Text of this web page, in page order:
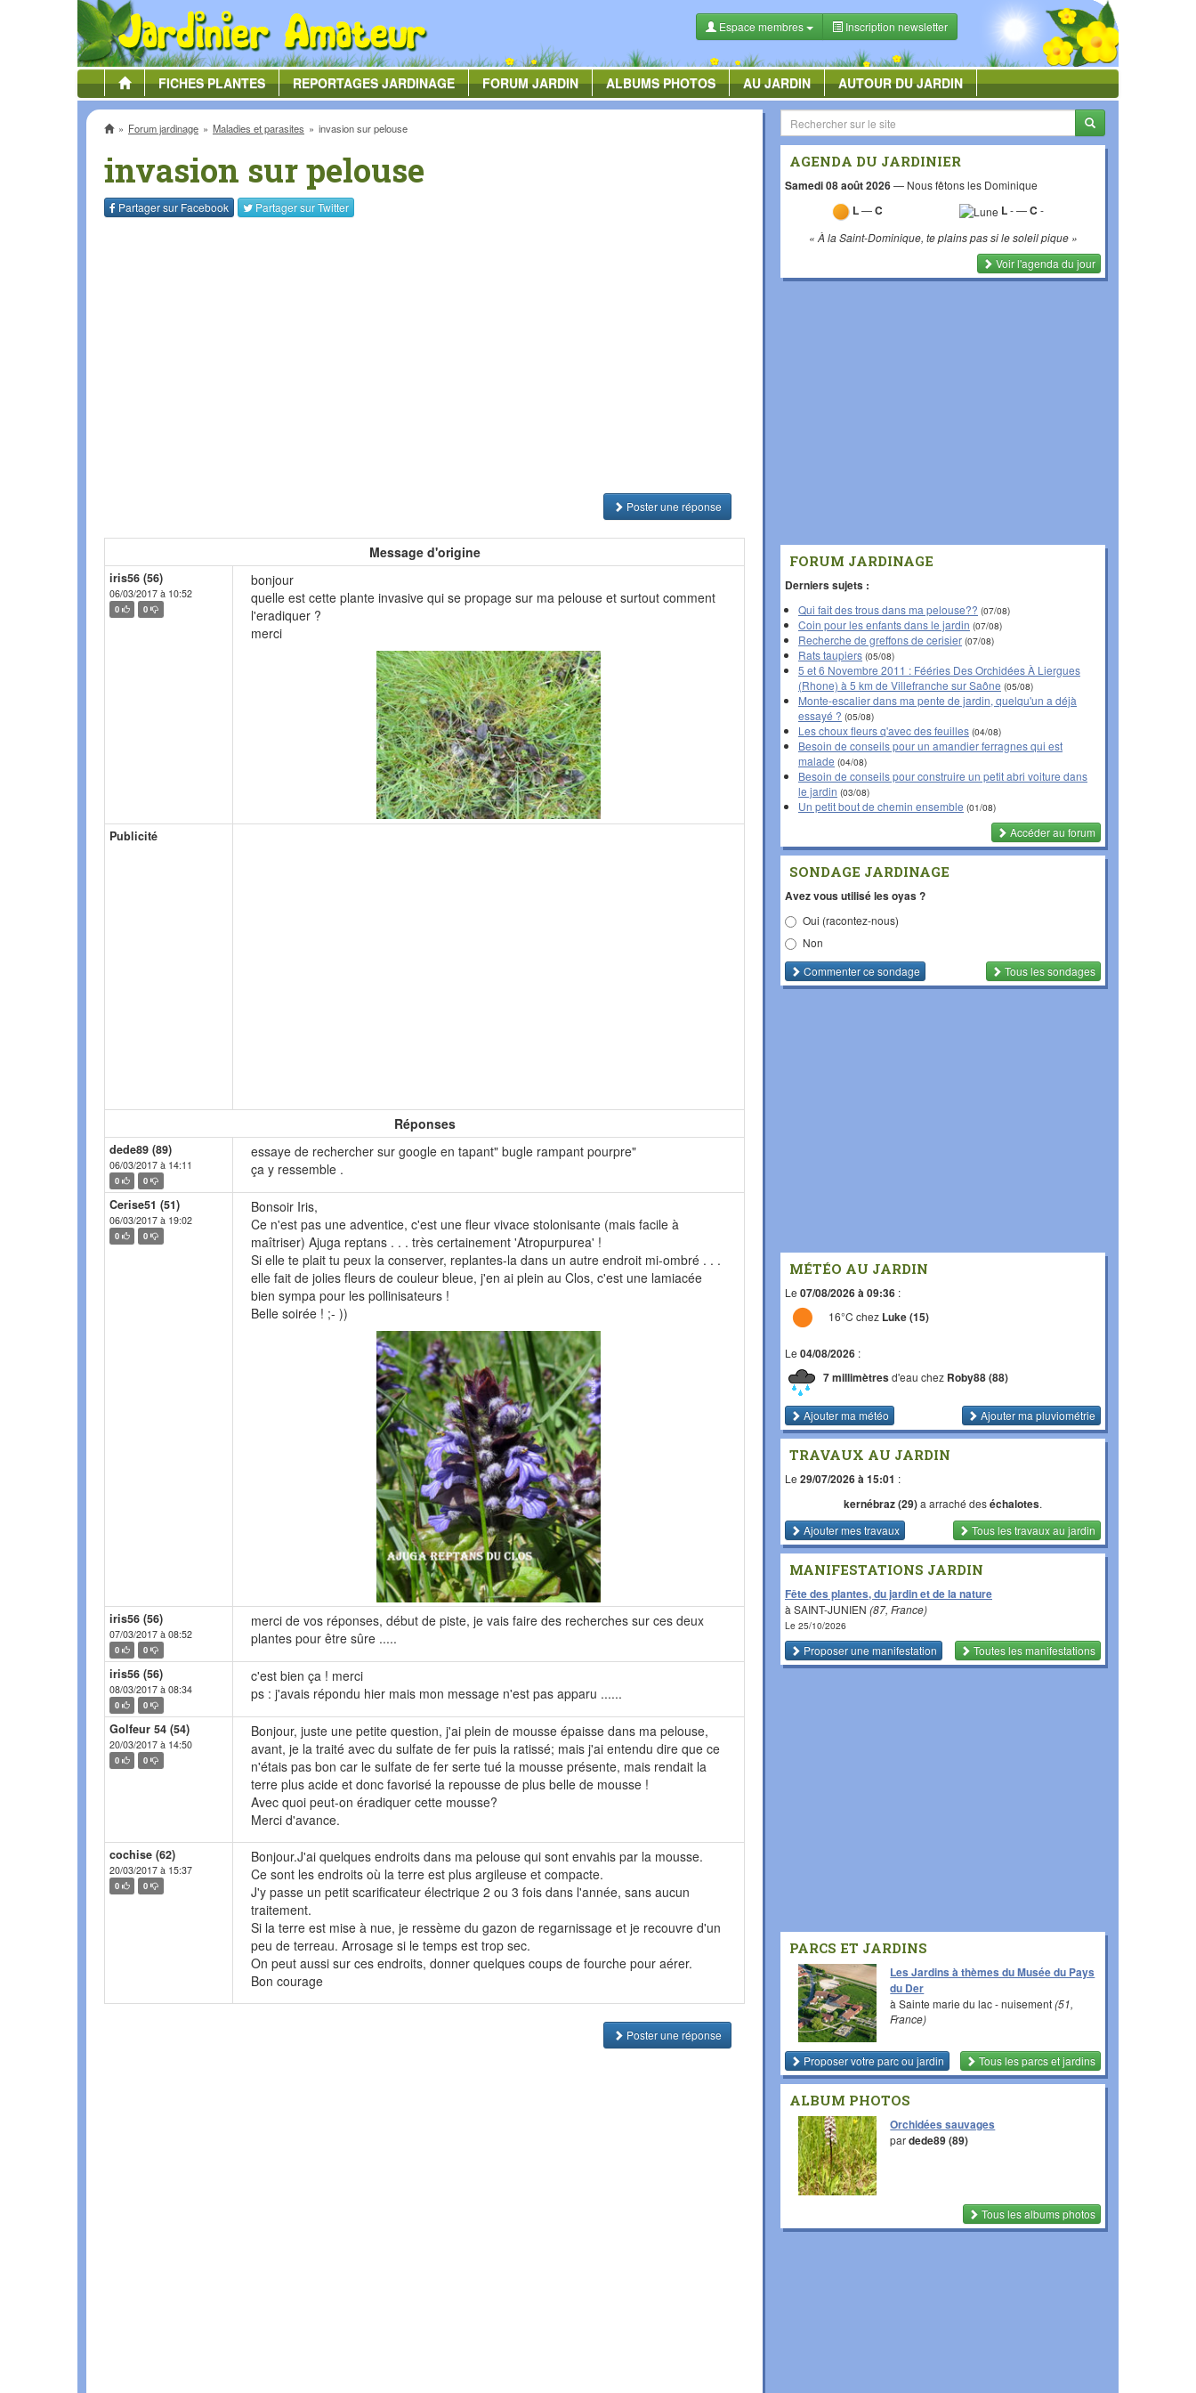
Espace membres Inscription newsletter
FICHESPLANTES REPORTAGESJARDINAGE FORUMJARDIN ALBUMSPHOTOS AU JARDIN AUTOUR DU JARDIN
AccueilForum jardinage Maladies et parasites invasion sur pelouse
invasion sur pelouse
Partager sur Facebook Partager surTwitter
Poster une réponse
Message d'origine
iris56 (56)
06/03/2017 à 10:52
0 0
bonjour
quelle est cette plante invasive qui se propage sur ma pelouse et surtout comment
l'eradiquer ?
merci
Publicité
Réponses
dede89 (89)
06/03/2017 à 14:11
0 0
essaye de rechercher sur google en tapant" bugle rampant pourpre"
ça y ressemble .
Cerise51 (51)
06/03/2017 à 19:02
0 0
Bonsoir Iris,
Ce n'est pas une adventice, c'est une fleur vivace stolonisante (mais facile à
maîtriser) Ajuga reptans . . . très certainement 'Atropurpurea' !
Si elle te plait tu peux la conserver, replantes-la dans un autre endroit mi-ombré . . .
elle fait de jolies fleurs de couleur bleue, j'en ai plein au Clos, c'est une lamiacée
bien sympa pour les pollinisateurs !
Belle soirée ! ;- ))
iris56 (56)
07/03/2017 à 08:52
0 0
merci de vos réponses, début de piste, je vais faire des recherches sur ces deux
plantes pour être sûre .....
iris56 (56)
08/03/2017 à 08:34
0 0
c'est bien ça ! merci
ps : j'avais répondu hier mais mon message n'est pas apparu ......
Golfeur 54 (54)
20/03/2017 à 14:50
0 0
Bonjour, juste une petite question, j'ai plein de mousse épaisse dans ma pelouse,
avant, je la traité avec du sulfate de fer puis la ratissé; mais j'ai entendu dire que ce
n'étais pas bon car le sulfate de fer serte tué la mousse présente, mais rendait la
terre plus acide et donc favorisé la repousse de plus belle de mousse !
Avec quoi peut-on éradiquer cette mousse?
Merci d'avance.
cochise (62)
20/03/2017 à 15:37
0 0
Bonjour.J'ai quelques endroits dans ma pelouse qui sont envahis par la mousse.
Ce sont les endroits où la terre est plus argileuse et compacte.
J'y passe un petit scarificateur électrique 2 ou 3 fois dans l'année, sans aucun
traitement.
Si la terre est mise à nue, je ressème du gazon de regarnissage et je recouvre d'un
peu de terreau. Arrosage si le temps est trop sec.
On peut aussi sur ces endroits, donner quelques coups de fourche pour aérer.
Bon courage
Poster une réponse
AGENDA DU JARDINIER
Samedi 08 août 2026— Nous fêtons les Dominique
L—C L-—C-
« À la Saint-Dominique, te plains pas si le soleil pique »
Voir l'agenda du jour
FORUM JARDINAGE
Derniers sujets :
Qui fait des trous dans ma pelouse?? (07/08)
Coin pour les enfants dans le jardin (07/08)
Recherche de greffons de cerisier (07/08)
Rats taupiers (05/08)
5 et 6 Novembre 2011 : Fééries Des Orchidées À Liergues
(Rhone) à 5 km de Villefranche sur Saône (05/08)
Monte-escalier dans ma pente de jardin, quelqu'un a déjà
essayé ? (05/08)
Les choux fleurs q'avec des feuilles (04/08)
Besoin de conseils pour un amandier ferragnes qui est
malade (04/08)
Besoin de conseils pour construire un petit abri voiture dans
le jardin (03/08)
Un petit bout de chemin ensemble (01/08)
Accéder au forum
SONDAGE JARDINAGE
Avez vous utilisé les oyas ?
Oui (racontez-nous)
Non
Commenterce sondage Tous les sondages
MÉTÉO AU JARDIN
Le 07/08/2026 à 09:36 :
16°C chez Luke (15)
Le 04/08/2026 :
7 millimètresd'eau chez Roby88 (88)
Ajouter ma météo Ajouter ma pluviométrie
TRAVAUX AU JARDIN
Le 29/07/2026 à 15:01 :
kernébraz (29)a arraché deséchalotes.
Ajouter mes travaux
Tous les travauxau jardin
MANIFESTATIONS JARDIN
Fête des plantes, du jardin et de la nature
à SAINT-JUNIEN (87, France)
Le 25/10/2026
Proposer une manifestation Toutes les manifestations
PARCS ET JARDINS
Les Jardins à thèmes du Musée du Pays
du Der
à Sainte marie du lac - nuisement(51,
France)
Proposer votre parc ou jardin Tous les parcs et jardins
ALBUM PHOTOS
Orchidées sauvages
pardede89 (89)
Tous les albums photos